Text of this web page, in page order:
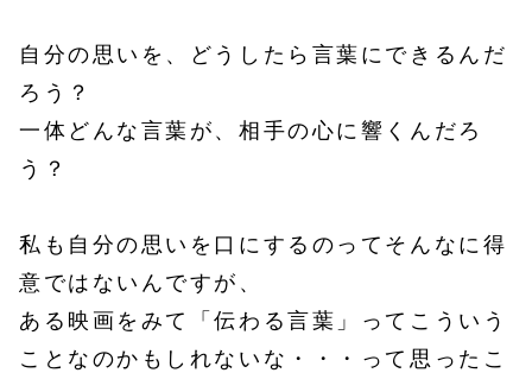
自分の思いを、どうしたら言葉にできるんだ
ろう？
一体どんな言葉が、相手の心に響くんだろ
う？
私も自分の思いを口にするのってそんなに得
意ではないんですが、
ある映画をみて「伝わる言葉」ってこういう
ことなのかもしれないな・・・って思ったこ